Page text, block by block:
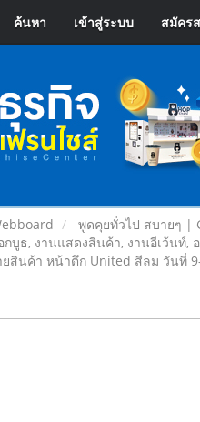
ค้นหา เข้าสู่ระบบ สมัคร
พูดคุยทั่วไป สบายๆ |
บูธ, งานแสดงสินค้า, งานอีเว้นท์,
สินค้า หน้าตึก United สีลม วันที่